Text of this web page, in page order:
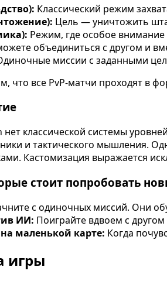
Классический режим
Цель — уничтожить
Режим, где особое внимание
объединиться с другом и
миссии с заданными
что все PvP-матчи проходят в
классической системы
и тактического мышления.
Кастомизация выражается
стоит попробовать
с одиночных миссий. Они
ИИ: Поиграйте вдвоем с
маленькой карте: Когда
игры